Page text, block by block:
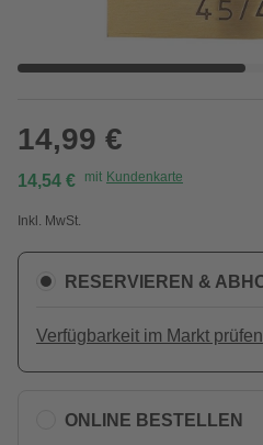
14,99 €
14,54 € mit Kundenkarte
Inkl. MwSt.
RESERVIEREN &
Verfügbarkeit im Markt prüfen
ONLINE BESTELLEN